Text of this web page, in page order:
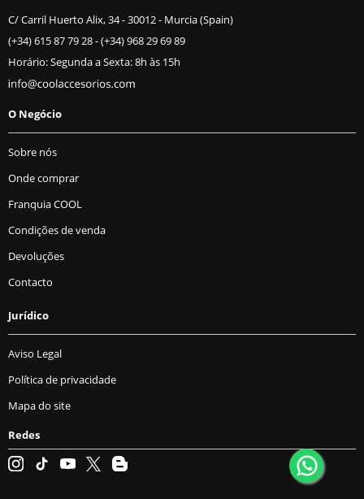
C/ Carril Huerto Alix, 34 - 30012 - Murcia (Spain)
(+34) 615 87 79 28-(+34) 968 29 69 89
Horário: Segunda a Sexta: 8h às 15h
O Negócio
Sobre nós
Onde comprar
Franquia COOL
Condições de venda
Devoluções
Contacto
Jurídico
Aviso Legal
Política de privacidade
Mapa do site
Redes